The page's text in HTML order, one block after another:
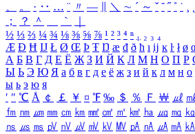
、
。 · ‥ … ¨ 〃 ― ＼ ∼ ´ ～ ˇ ˘ ˝ ˚ ˙ ¸
；
？ ＾ ｀
½ ⅓ ⅔ ¼ ¾ ⅛ ⅜ ⅝ ⅞ ¹ ² ³ ⁴ ⁿ ₁ ₂ ₃ ₄
Æ Ð Ħ Ĳ Ł Ø Œ Þ Ŧ Ŋ æ đ ð ħ ı ĳ ĸ ŀ ł ø
А Б В Г Д Е Ё Ж З И Й К Л М Н О П Р
Ы Ь Э Ю Я а б в г д е ё ж з и й к л м н о
ы ь э ю я
′ ″ ℃ Å ￠ ￡ ￥ ¤ ℉ ‰ ＄ ％ Ｆ ￦ ㎕
㎙ ㎚ ㎛ ㎜ ㎝ ㎞ ㎟ ㎠ ㎡ ㎢ ㏊ ㎍ ㎎ ㎏
㎱ ㎲ ㎳ ㎴ ㎵ ㎶ ㎷ ㎸ ㎹ ㎀ ㎁ ㎂ ㎃ ㎄